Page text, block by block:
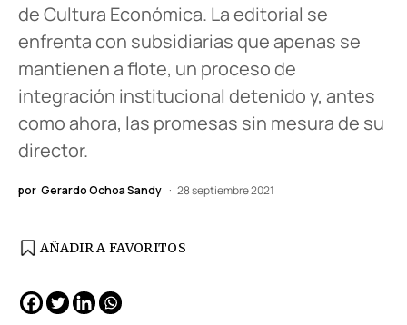
de Cultura Económica. La editorial se
enfrenta con subsidiarias que apenas se
mantienen a flote, un proceso de
integración institucional detenido y, antes
como ahora, las promesas sin mesura de su
director.
por Gerardo Ochoa Sandy 28 septiembre 2021
AÑADIR A FAVORITOS